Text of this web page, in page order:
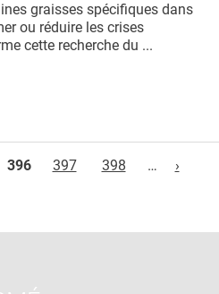
graisses spécifiques dans
ou réduire les crises
cette recherche du ...
396 397 398 … ›